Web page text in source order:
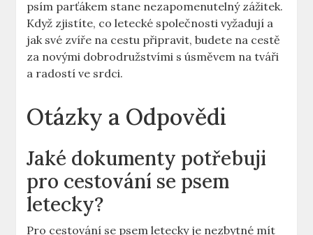
psím parťákem stane nezapomenutelný zážitek.
Když zjistíte, co letecké společnosti vyžadují a
jak své zvíře na cestu připravit, budete na cestě
za novými dobrodružstvími s úsměvem na tváři
a radostí ve srdci.
Otázky a Odpovědi
Jaké dokumenty potřebuji
pro cestování se psem
letecky?
Pro cestování se psem letecky je nezbytné mít